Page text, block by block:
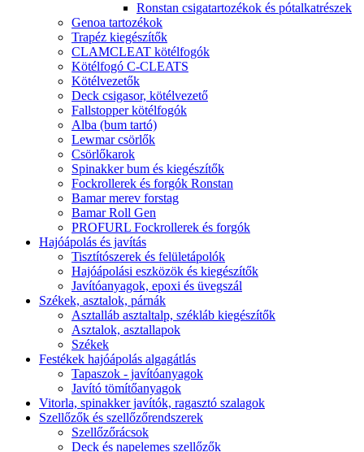
Ronstan csigatartozékok és pótalkatrészek
Genoa tartozékok
Trapéz kiegészítők
CLAMCLEAT kötélfogók
Kötélfogó C-CLEATS
Kötélvezetők
Deck csigasor, kötélvezető
Fallstopper kötélfogók
Alba (bum tartó)
Lewmar csörlők
Csörlőkarok
Spinakker bum és kiegészítők
Fockrollerek és forgók Ronstan
Bamar merev forstag
Bamar Roll Gen
PROFURL Fockrollerek és forgók
Hajóápolás és javítás
Tisztítószerek és felületápolók
Hajóápolási eszközök és kiegészítők
Javítóanyagok, epoxi és üvegszál
Székek, asztalok, párnák
Asztalláb asztaltalp, székláb kiegészítők
Asztalok, asztallapok
Székek
Festékek hajóápolás algagátlás
Tapaszok - javítóanyagok
Javító tömítőanyagok
Vitorla, spinakker javítók, ragasztó szalagok
Szellőzők és szellőzőrendszerek
Szellőzőrácsok
Deck és napelemes szellőzők